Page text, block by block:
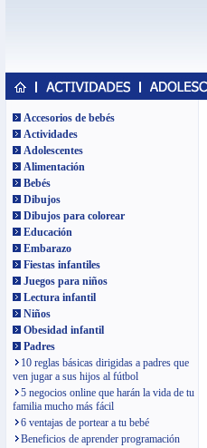
Accesorios de bebés
Actividades
Adolescentes
Alimentación
Bebés
Dibujos
Dibujos para colorear
Educación
Embarazo
Fiestas infantiles
Juegos para niños
Lectura infantil
Niños
Obesidad infantil
Padres
10 reglas básicas dirigidas a padres que
ven jugar a sus hijos al fútbol
5 negocios online que harán la vida de tu
familia mucho más fácil
6 ventajas de portear a tu bebé
Beneficios de aprender programación